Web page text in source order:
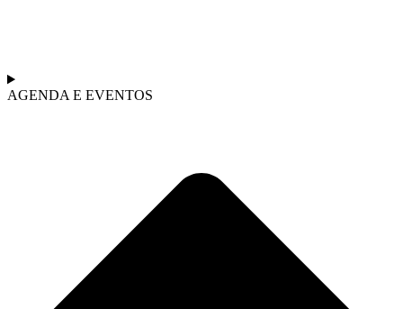
AGENDA E EVENTOS